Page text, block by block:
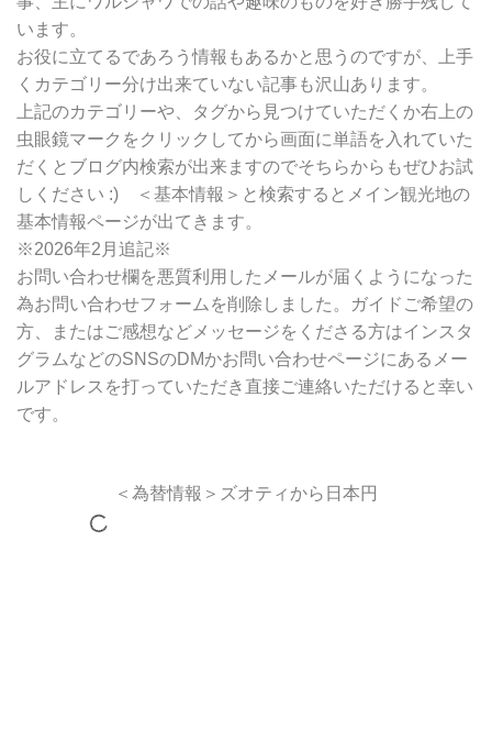
索
います。
お役に立てるであろう情報もあるかと思うのですが、上手
くカテゴリー分け出来ていない記事も沢山あります。
上記のカテゴリーや、タグから見つけていただくか右上の
虫眼鏡マークをクリックしてから画面に単語を入れていた
だくとブログ内検索が出来ますのでそちらからもぜひお試
しください :) ＜基本情報＞と検索するとメイン観光地の
基本情報ページが出てきます。
※2026年2月追記※
お問い合わせ欄を悪質利用したメールが届くようになった
為お問い合わせフォームを削除しました。ガイドご希望の
方、またはご感想などメッセージをくださる方はインスタ
グラムなどのSNSのDMかお問い合わせページにあるメー
ルアドレスを打っていただき直接ご連絡いただけると幸い
です。
＜為替情報＞ズオティから日本円